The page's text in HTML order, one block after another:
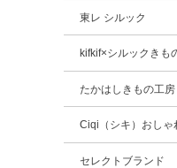
東レ シルック
kifkif×シルックきも
たかはしきもの工房
Ciqi（シキ）おしゃ
セレクトブランド